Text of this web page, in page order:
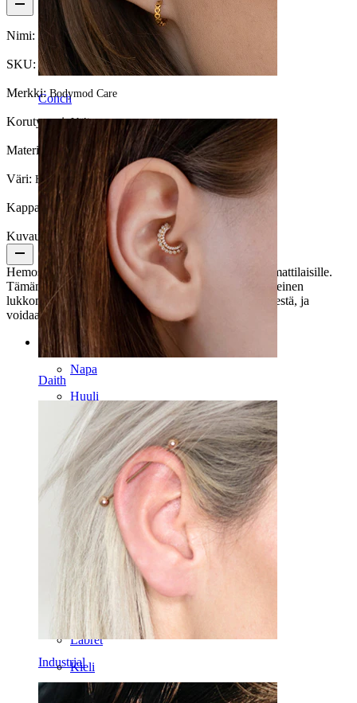
Conch
Daith
Industrial
Nimi: Hemostaattiset pihdit
SKU:Tool-27
Merkki: Bodymod Care
Korutyyppi:Väline
Materiaali: Ruostumaton teräs
Väri: Hopea
Kappalemäärä: 1
Kuvaus
Hemostaattiset pihdit ovat tarpeelliset lävistysalan ammattilaisille.
Tämän välineen pituus on 14 cm ja mallissa on 3-vaiheinen
lukkomekanismi. Valmistettu ruostumattomasta teräksestä, ja
voidaan steriloida autoklaavissa.
Kategoriat
Napa
Huuli
Nänni
Industrial
Dermal
Helix
Korva
Septum
14K kulta
Klipsikorut
Labret
Kieli
Nenä